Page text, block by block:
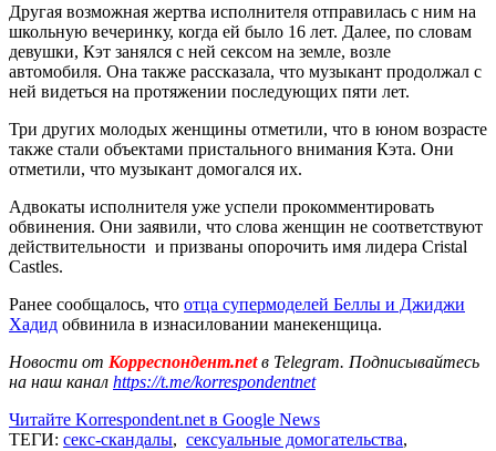
Другая возможная жертва исполнителя отправилась с ним на
школьную вечеринку, когда ей было 16 лет. Далее, по словам
девушки, Кэт занялся с ней сексом на земле, возле
автомобиля. Она также рассказала, что музыкант продолжал с
ней видеться на протяжении последующих пяти лет.
Три других молодых женщины отметили, что в юном возрасте
также стали объектами пристального внимания Кэта. Они
отметили, что музыкант домогался их.
Адвокаты исполнителя уже успели прокомментировать
обвинения. Они заявили, что слова женщин не соответствуют
действительности и призваны опорочить имя лидера Cristal
Castles.
Ранее сообщалось, что отца супермоделей Беллы и Джиджи
Хадид обвинила в изнасиловании манекенщица.
Новости от Корреспондент.netв Telegram. Подписывайтесь
на наш канал https://t.me/korrespondentnet
Читайте Korrespondent.net в Google News
ТЕГИ: секс-скандалы, сексуальные домогательства,